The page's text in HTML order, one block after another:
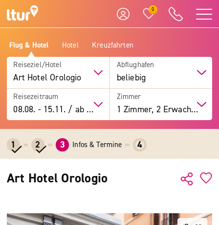
0
Flug & Hotel Hotel Kreuzfahrten
Reiseziel/Hotel
Art Hotel Orologio
Abflughafen
beliebig
Reisezeitraum
08.08. -15.11. / ab 7 Tage
Zimmer
1 Zimmer, 2 Erwachsene
1 2 3 Infos & Termine 4
Art Hotel Orologio